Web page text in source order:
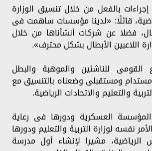
بالفعل من خلال تنسيق الوزارة
قائلًا: «لدينا مؤسسات ساهمت فى
فضلا عن شركات أنشأناها من خلال
اللاعبين الأبطال بشكل محترف».
للناشئين والموهبة والبطل
ومستقبلى وضعناه بالتنسيق مع
والتعليم والاتحادات الرياضية.
المؤسسة العسكرية ودورها فى رعاية
نفسه لوزارة التربية والتعليم ودورها
مشيرا لإنشاء أول مدرسة